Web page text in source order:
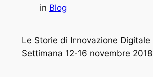
in Blog
Le Storie di Innovazione Digitale
Settimana 12-16 novembre 2018